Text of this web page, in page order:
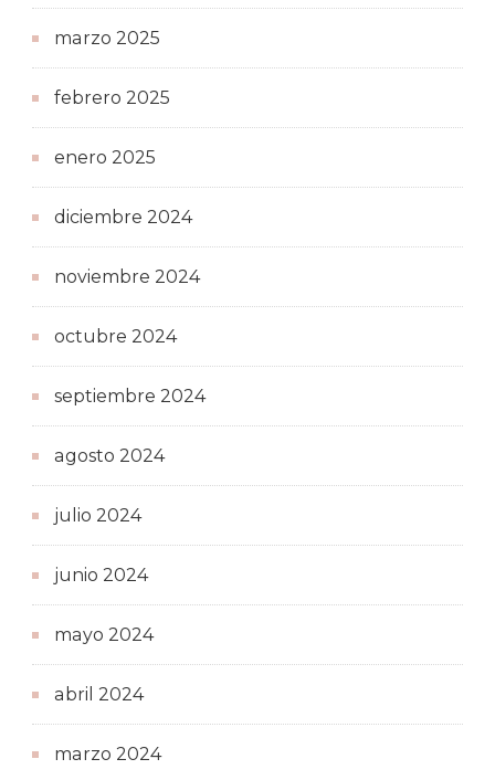
marzo 2025
febrero 2025
enero 2025
diciembre 2024
noviembre 2024
octubre 2024
septiembre 2024
agosto 2024
julio 2024
junio 2024
mayo 2024
abril 2024
marzo 2024